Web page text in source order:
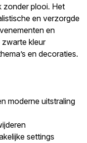
zonder plooi. Het
en verzorgde
en
zwarte kleur
en decoraties.
moderne uitstraling
settings